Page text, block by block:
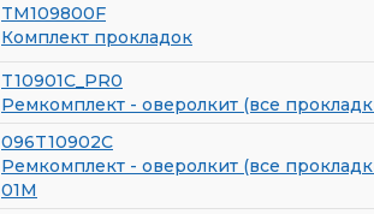
TM109800F
Комплект прокладок
T10901C_PR0
Ремкомплект - оверолкит (все
096T10902C
Ремкомплект - оверолкит (все
01M